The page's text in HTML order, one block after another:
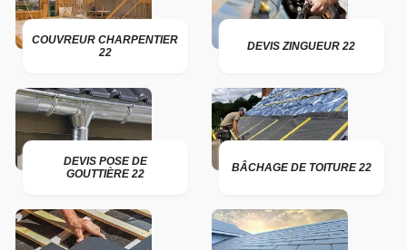
COUVREUR CHARPENTIER
22
DEVIS ZINGUEUR 22
DEVIS POSE DE
GOUTTIÈRE 22
BÂCHAGE DE TOITURE 22